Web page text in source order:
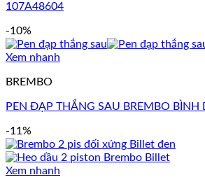
107A48604
-10%
Xem nhanh
BREMBO
PEN ĐẠP THẮNG SAU BREMBO BÌNH
-11%
Xem nhanh